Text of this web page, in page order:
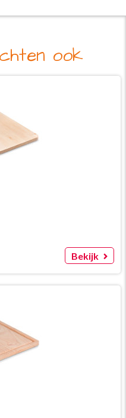
ook
Bekijk